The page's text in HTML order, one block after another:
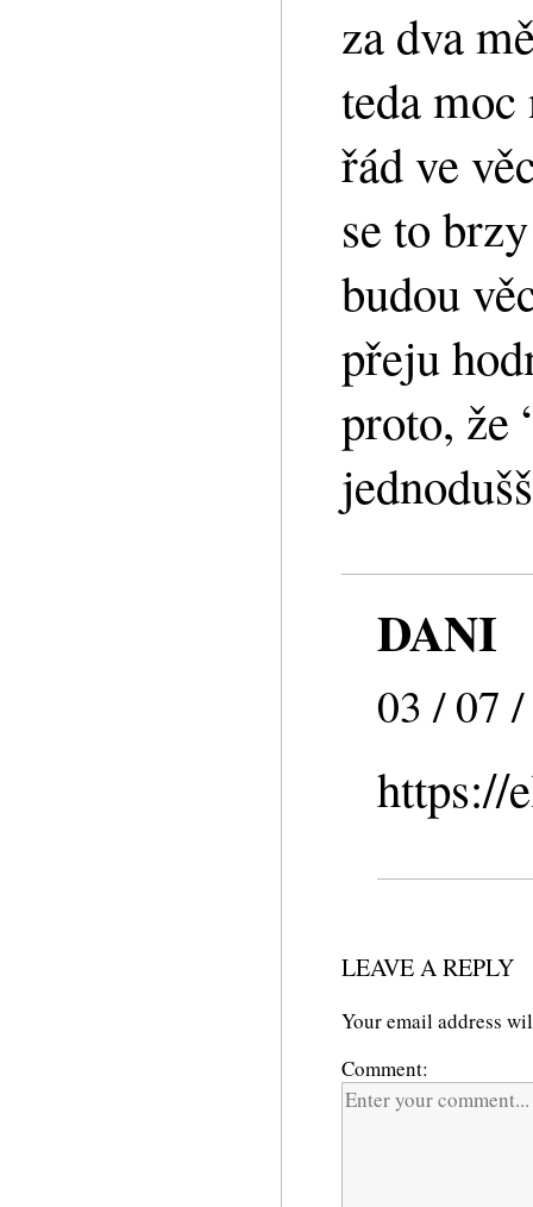
za dva
teda
řád ve
se to
budou
přeju
proto, že
DANI
03 / 07
https://
LEAVE A REPLY
Your email address
Comment: